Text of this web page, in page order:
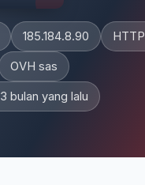
185.184.8.90
OVH sas
3 bulan yang lalu